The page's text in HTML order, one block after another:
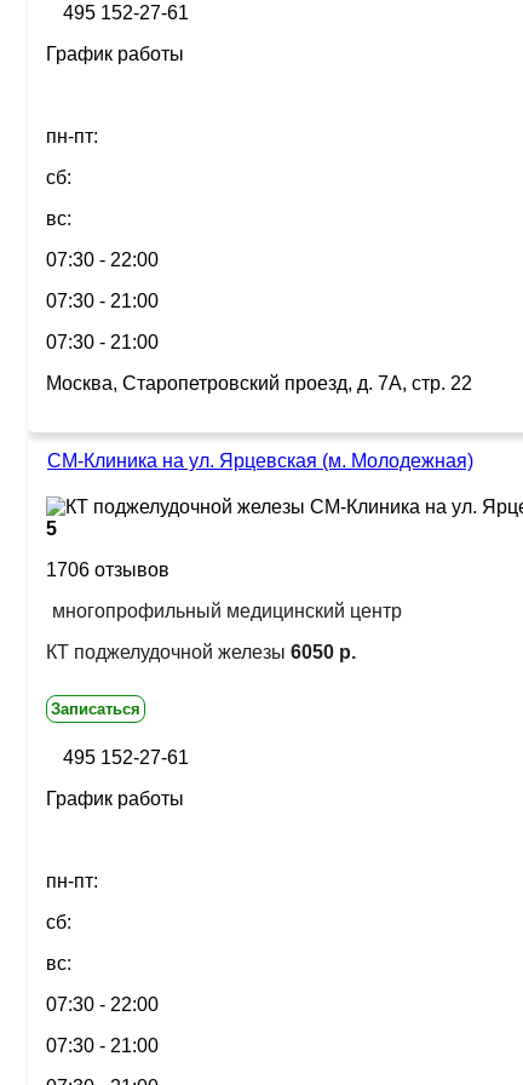
495 152-27-61
График работы
пн-пт:
сб:
вс:
07:30 - 22:00
07:30 - 21:00
07:30 - 21:00
Москва, Старопетровский проезд, д. 7А, стр. 22
СМ-Клиника на ул. Ярцевская (м. Молодежная)
5
1706 отзывов
многопрофильный медицинский центр
КТ поджелудочной железы 6050 р.
Записаться
495 152-27-61
График работы
пн-пт:
сб:
вс:
07:30 - 22:00
07:30 - 21:00